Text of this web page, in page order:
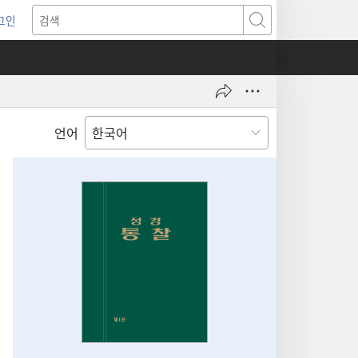
인
운
검색
언어